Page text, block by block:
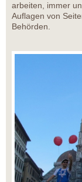
arbeiten, immer
Auflagen von
Behörden.